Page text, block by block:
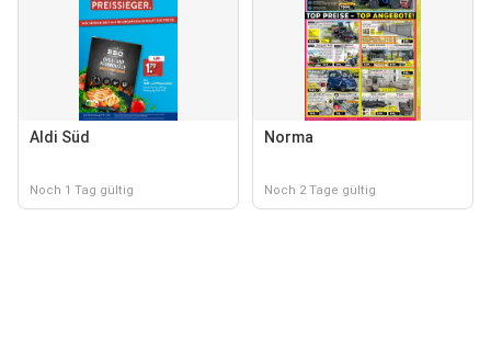
Aldi Süd
Noch 1 Tag gültig
Norma
Noch 2 Tage gültig